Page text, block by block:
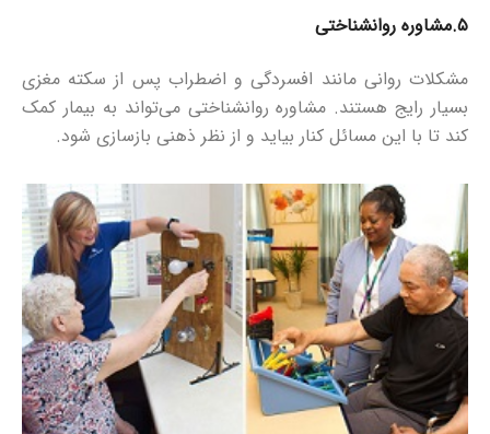
۵. مشاوره روانشناختی
مشکلات روانی مانند افسردگی و اضطراب پس از سکته مغزی
بسیار رایج هستند. مشاوره روانشناختی می‌تواند به بیمار کمک
کند تا با این مسائل کنار بیاید و از نظر ذهنی بازسازی شود.